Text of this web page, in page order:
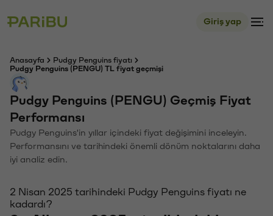
Giriş yap
Anasayfa
Pudgy Penguins fiyatı
Pudgy Penguins (PENGU) TL fiyat geçmişi
Pudgy Penguins (PENGU) Geçmiş Fiyat
Performansı
Pudgy Penguins'in yıllar içindeki fiyat değişimini inceleyin.
Performansını ve tarihindeki önemli dönüm noktalarını daha
iyi analiz edin.
2 Nisan 2025 tarihindeki Pudgy Penguins fiyatı ne
kadardı?